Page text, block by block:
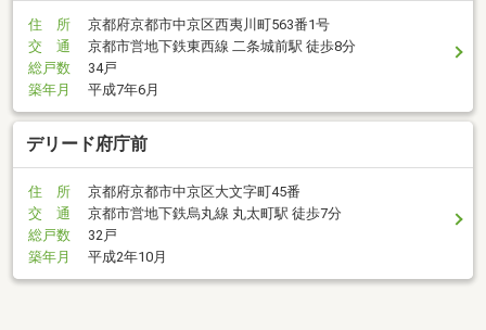
住 所
京都府京都市中京区西夷川町563番1号
交 通
京都市営地下鉄東西線 二条城前駅 徒歩8分
総戸数
34戸
築年月
平成7年6月
デリード府庁前
住 所
京都府京都市中京区大文字町45番
交 通
京都市営地下鉄烏丸線 丸太町駅 徒歩7分
総戸数
32戸
築年月
平成2年10月